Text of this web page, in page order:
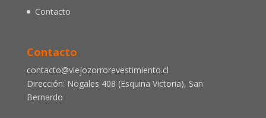
Contacto
Contacto
contacto@viejozorrorevestimiento.cl
Dirección: Nogales 408 (Esquina Victoria), San
Bernardo